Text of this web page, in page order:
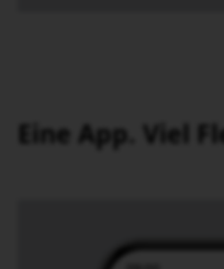
Eine App. Viel